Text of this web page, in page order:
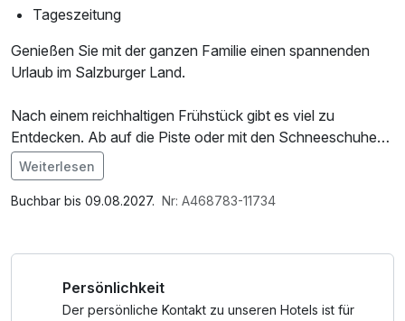
Tageszeitung
Genießen Sie mit der ganzen Familie einen spannenden
Urlaub im Salzburger Land.
Nach einem reichhaltigen Frühstück gibt es viel zu
Entdecken. Ab auf die Piste oder mit den Schneeschuhen
durch die Landschaft oder ein Ausflug in die Wasserwelt
Wagrain. - Sie entscheiden!
° kostenfreier täglicher Eintritt in die Wasserwelt Wagrain
° und vieles mehr
Weiterlesen
Buchbar bis 09.08.2027. Nr: A468783-11734
Persönlichkeit
Der persönliche Kontakt zu unseren Hotels ist für